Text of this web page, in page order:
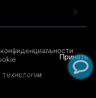
использовать
Принять